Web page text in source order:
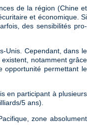
de la région (Chine et
et économique. Si
des sensibilités pro-
Unis. Cependant, dans le
notamment grâce
opportunité permettant le
en participant à plusieurs
5 ans).
zone absolument